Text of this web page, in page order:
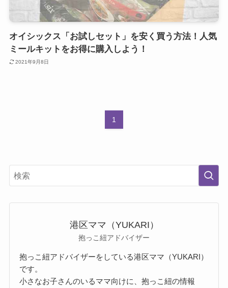
オイシックス「お試しセット」を安く買う方法！人気
ミールキットをお得に購入しよう！
2021年9月8日
1
港区ママ（YUKARI）
抱っこ紐アドバイザー
抱っこ紐アドバイザーをしている港区ママ（YUKARI）
です。
小さなお子さんのいるママ向けに、抱っこ紐の情報